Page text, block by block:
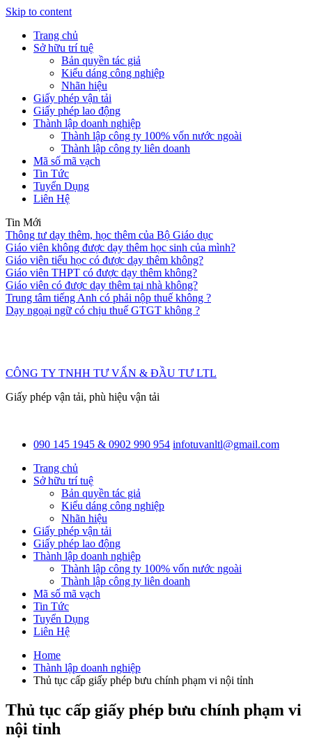
Skip to content
Trang chủ
Sở hữu trí tuệ
Bản quyền tác giả
Kiểu dáng công nghiệp
Nhãn hiệu
Giấy phép vận tải
Giấy phép lao động
Thành lập doanh nghiệp
Thành lập công ty 100% vốn nước ngoài
Thành lập công ty liên doanh
Mã số mã vạch
Tin Tức
Tuyển Dụng
Liên Hệ
Tin Mới
Thông tư dạy thêm, học thêm của Bộ Giáo dục
Giáo viên không được dạy thêm học sinh của mình?
Giáo viên tiểu học có được dạy thêm không?
Giáo viên THPT có được dạy thêm không?
Giáo viên có được dạy thêm tại nhà không?
Trung tâm tiếng Anh có phải nộp thuế không ?
Dạy ngoại ngữ có chịu thuế GTGT không ?
CÔNG TY TNHH TƯ VẤN & ĐẦU TƯ LTL
Giấy phép vận tải, phù hiệu vận tải
090 145 1945 & 0902 990 954 infotuvanltl@gmail.com
Trang chủ
Sở hữu trí tuệ
Bản quyền tác giả
Kiểu dáng công nghiệp
Nhãn hiệu
Giấy phép vận tải
Giấy phép lao động
Thành lập doanh nghiệp
Thành lập công ty 100% vốn nước ngoài
Thành lập công ty liên doanh
Mã số mã vạch
Tin Tức
Tuyển Dụng
Liên Hệ
Home
Thành lập doanh nghiệp
Thủ tục cấp giấy phép bưu chính phạm vi nội tỉnh
Thủ tục cấp giấy phép bưu chính phạm vi
nội tỉnh